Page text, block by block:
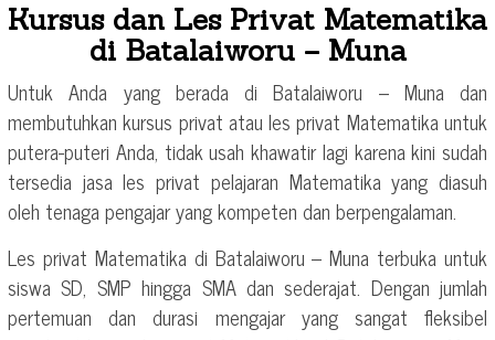
Kursus dan Les Privat Matematika
di Batalaiworu – Muna
Untuk Anda yang berada di Batalaiworu – Muna dan
membutuhkan kursus privat atau les privat Matematika untuk
putera-puteri Anda, tidak usah khawatir lagi karena kini sudah
tersedia jasa les privat pelajaran Matematika yang diasuh
oleh tenaga pengajar yang kompeten dan berpengalaman.
Les privat Matematika di Batalaiworu – Muna terbuka untuk
siswa SD, SMP hingga SMA dan sederajat. Dengan jumlah
pertemuan dan durasi mengajar yang sangat fleksibel